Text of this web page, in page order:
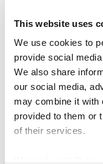
This website uses
We use cookies to
provide social
We also share
our social media,
may combine it with
provided to them or
of their services.
La sensibilidad
profundos no está
trata de una
que la caries
diente. El dentista
de sensibilidad
tratamiento o
caso de que la